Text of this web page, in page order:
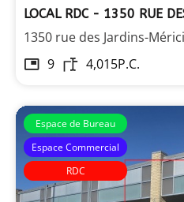
LOCAL RDC - 1350 RUE
1350 rue des Jardins-
9
4,015P.C.
Espace de Bureau
Espace Commercial
RDC
Immeubles Simard